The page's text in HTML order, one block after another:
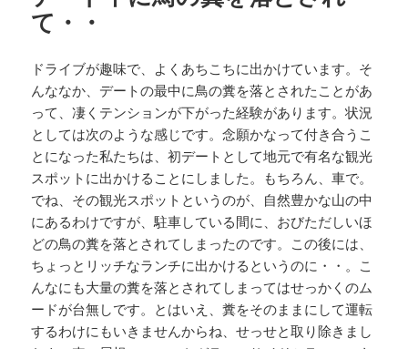
て・・
ドライブが趣味で、よくあちこちに出かけています。そ
んななか、デートの最中に鳥の糞を落とされたことがあ
って、凄くテンションが下がった経験があります。状況
としては次のような感じです。念願かなって付き合うこ
とになった私たちは、初デートとして地元で有名な観光
スポットに出かけることにしました。もちろん、車で。
でね、その観光スポットというのが、自然豊かな山の中
にあるわけですが、駐車している間に、おびただしいほ
どの鳥の糞を落とされてしまったのです。この後には、
ちょっとリッチなランチに出かけるというのに・・。こ
んなにも大量の糞を落とされてしまってはせっかくのム
ードが台無しです。とはいえ、糞をそのままにして運転
するわけにもいきませんからね、せっせと取り除きまし